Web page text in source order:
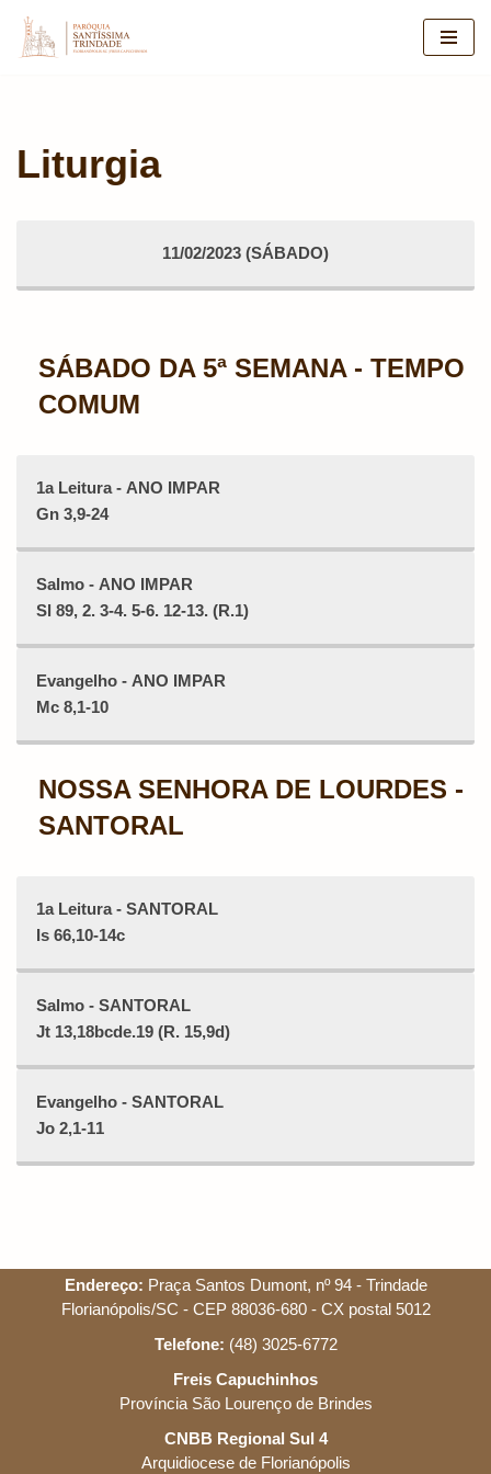
Pular
Liturgia
SÁBADO DA 5ª SEMANA - TEMPO
COMUM
1a Leitura - ANO IMPAR
Gn 3,9-24
Salmo - ANO IMPAR
Sl 89, 2. 3-4. 5-6. 12-13. (R.1)
Evangelho - ANO IMPAR
Mc 8,1-10
NOSSA SENHORA DE LOURDES -
SANTORAL
1a Leitura - SANTORAL
Is 66,10-14c
Salmo - SANTORAL
Jt 13,18bcde.19 (R. 15,9d)
Evangelho - SANTORAL
Jo 2,1-11
11/02/2023 (SÁBADO)
Endereço: Praça Santos Dumont, nº 94 - Trindade
Florianópolis/SC - CEP 88036-680 - CX postal 5012
Telefone: (48) 3025-6772
Freis Capuchinhos
Província São Lourenço de Brindes
CNBB Regional Sul 4
Arquidiocese de Florianópolis